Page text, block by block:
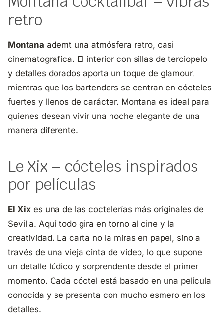
retro
Montana ademt una atmósfera retro, casi
cinematográfica. El interior con sillas de terciopelo
y detalles dorados aporta un toque de glamour,
mientras que los bartenders se centran en cócteles
fuertes y llenos de carácter. Montana es ideal para
quienes desean vivir una noche elegante de una
manera diferente.
Le Xix – cócteles inspirados
por películas
El Xix es una de las coctelerías más originales de
Sevilla. Aquí todo gira en torno al cine y la
creatividad. La carta no la miras en papel, sino a
través de una vieja cinta de vídeo, lo que supone
un detalle lúdico y sorprendente desde el primer
momento. Cada cóctel está basado en una película
conocida y se presenta con mucho esmero en los
detalles.